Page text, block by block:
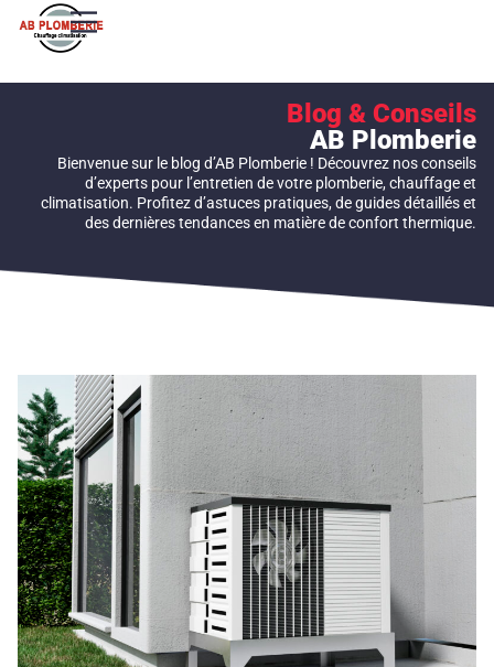
Blog & Conseils
AB Plomberie
Bienvenue sur le blog d’AB Plomberie ! Découvrez nos conseils
d’experts pour l’entretien de votre plomberie, chauffage et
climatisation. Profitez d’astuces pratiques, de guides détaillés et
des dernières tendances en matière de confort thermique.